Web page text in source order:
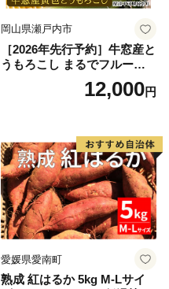
岡山県瀬戸内市
［2026年先行予約］牛窓産と
うもろこし まるでフルー
ツ！最高糖度25度超え 生で
甘い、茹でて美味い！ 黄色
野菜
12,000円
愛媛県愛南町
熟成 紅はるか 5kg M-Lサイ